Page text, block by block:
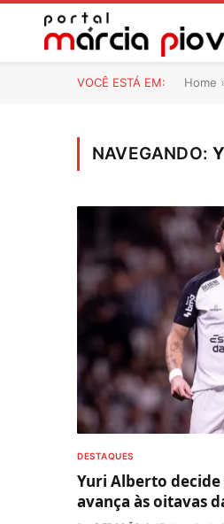
VOCÊ ESTÁ EM: Home
NAVEGANDO:
DESTAQUES
Yuri Alberto
avança às oitavas